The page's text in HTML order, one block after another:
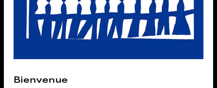
Bienvenue